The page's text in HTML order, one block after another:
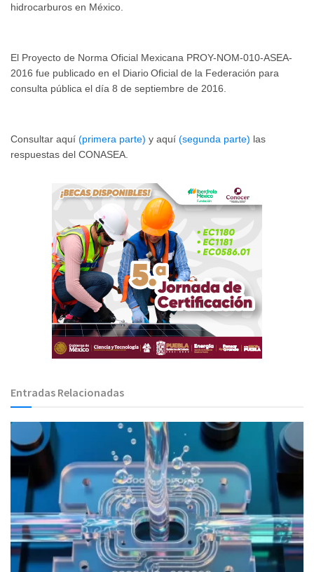
hidrocarburos en México.
El Proyecto de Norma Oficial Mexicana PROY-NOM-010-ASEA-
2016 fue publicado en el DiarioOficial de la Federación para
consulta pública el día 8 de septiembre de 2016.
Consultar aquí (primera parte) y aquí (segunda parte) las
respuestas del CONASEA.
Entradas Relacionadas